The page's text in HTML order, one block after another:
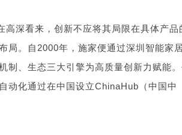
高深看来，创新不应将其局限在具体产品
局。自2000年，施家便通过深圳智能家
制、生态三大引擎为高质量创新力赋能
动化通过在中国设立ChinaHub（中国中